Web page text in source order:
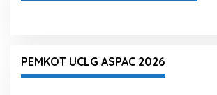
PEMKOT UCLG ASPAC 2026